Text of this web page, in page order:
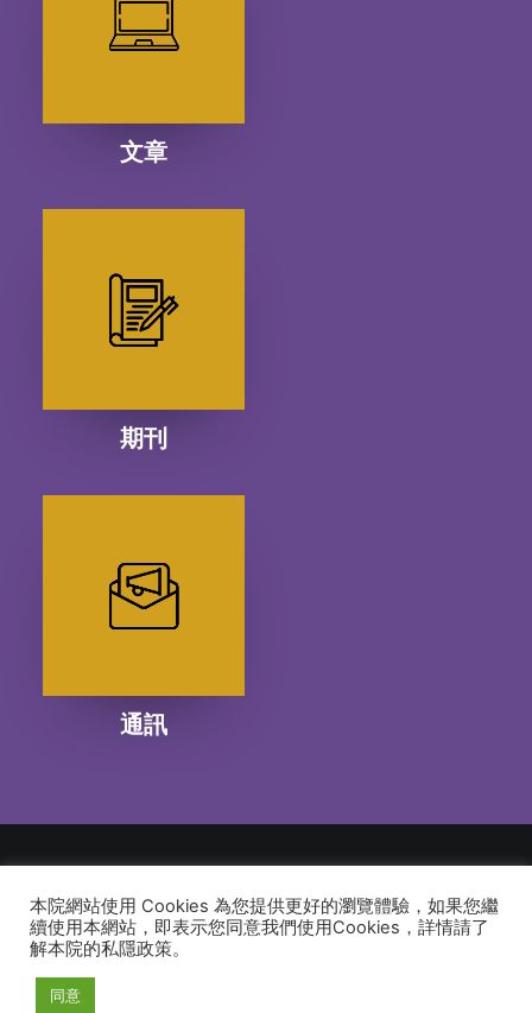
文章
期刊
通訊
© 2026 建道神學院Alliance Bible Seminary. All rights reserved
本院網站使用 Cookies 為您提供更好的瀏覽體驗，如果您繼
續使用本網站，即表示您同意我們使用Cookies，詳情請了
解本院的私隱政策。
同意